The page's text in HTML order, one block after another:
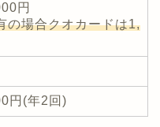
円
場合クオカードは1,
円(年2回)